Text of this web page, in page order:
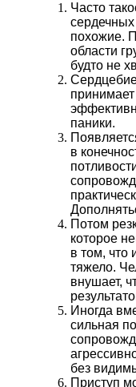
Часто
похожие.
области
будто не
паники.
в
Потом
которое
в том, что
тяжело.
внушает,
Иногда
сильная
без
Приступ